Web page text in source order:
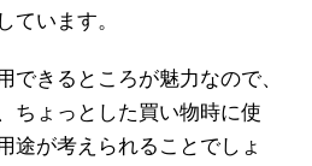
ています。
できるところが魅力なので、
ちょっとした買い物時に使
途が考えられることでしょ